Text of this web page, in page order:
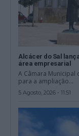
Alcácer do Sal
área empresarial
A Câmara Municipal
para a ampliação...
5 Agosto, 2026 - 11:51